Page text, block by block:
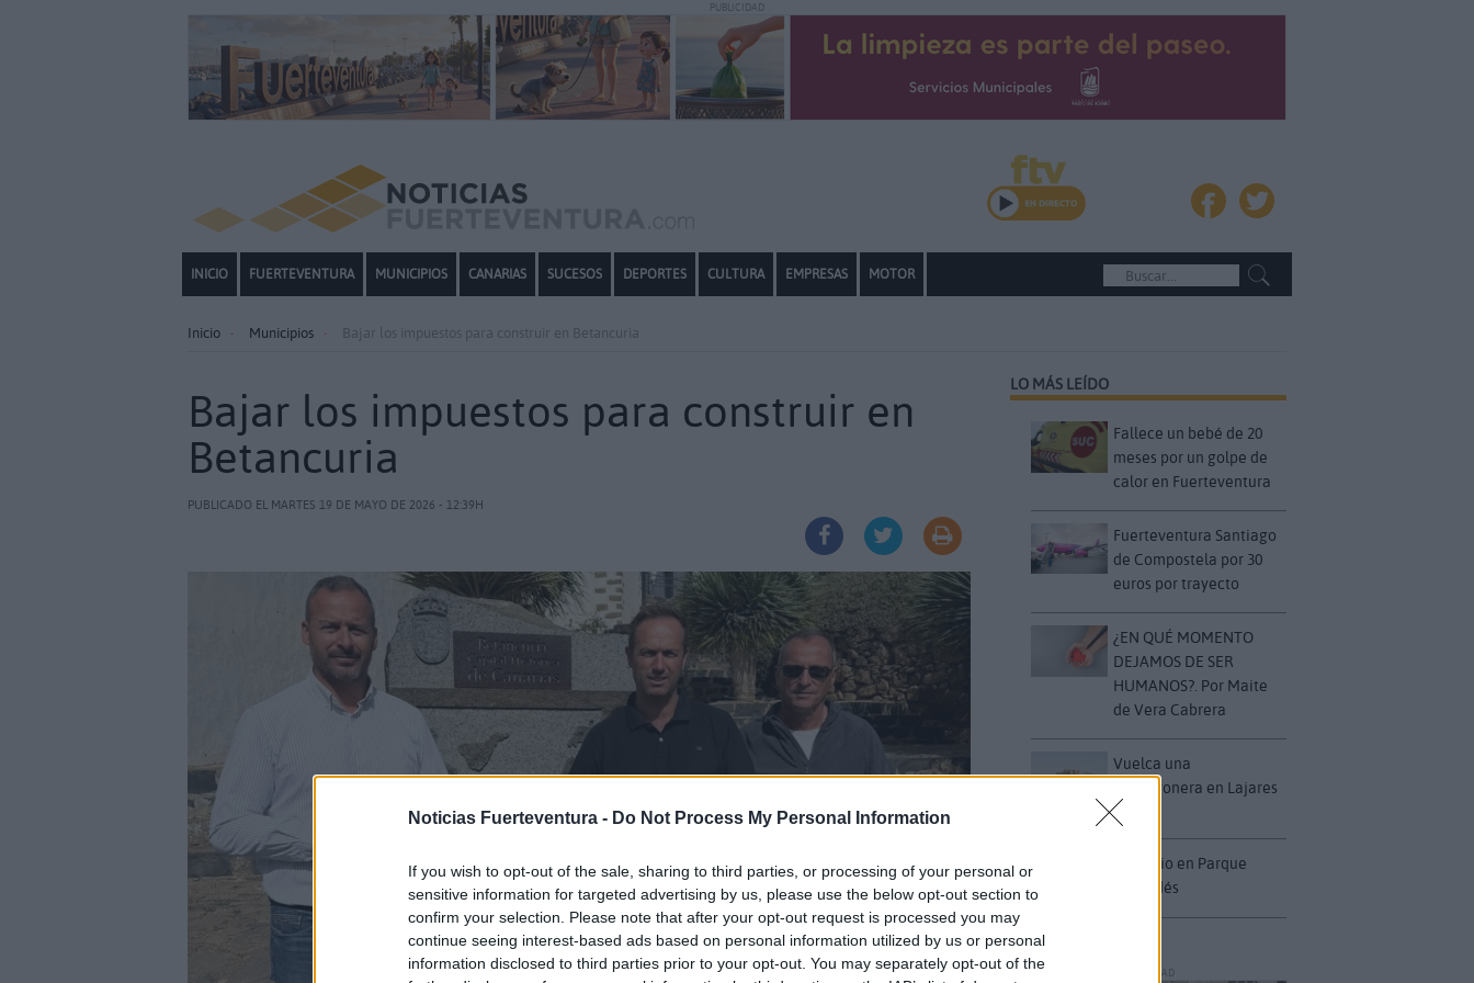
Noticias Fuerteventura - Do Not Process My Personal Information
If you wish to opt-out of the sale, sharing to third parties, or processing of your personal or
sensitive information for targeted advertising by us, please use the below opt-out section to
confirm your selection. Please note that after your opt-out request is processed you may
continue seeing interest-based ads based on personal information utilized by us or personal
information disclosed to third parties prior to your opt-out. You may separately opt-out of the
PUBLICIDAD
INICIO FUERTEVENTURA MUNICIPIOS CANARIAS SUCESOS DEPORTES CULTURA EMPRESAS MOTOR
Inicio Municipios Bajar los impuestos para construir en Betancuria
Bajar los impuestos para construir en
Betancuria
PUBLICADO EL MARTES 19 DE MAYO DE 2026 - 12:39H
LO MÁS LEÍDO
Fallece un bebé de 20
meses por un golpe de
calor en Fuerteventura
Fuerteventura Santiago
de Compostela por 30
euros por trayecto
¿EN QUÉ MOMENTO
DEJAMOS DE SER
HUMANOS?. Por Maite
de Vera Cabrera
Vuelca una
hormigonera en Lajares
Incendio en Parque
Holandés
PUBLICIDAD